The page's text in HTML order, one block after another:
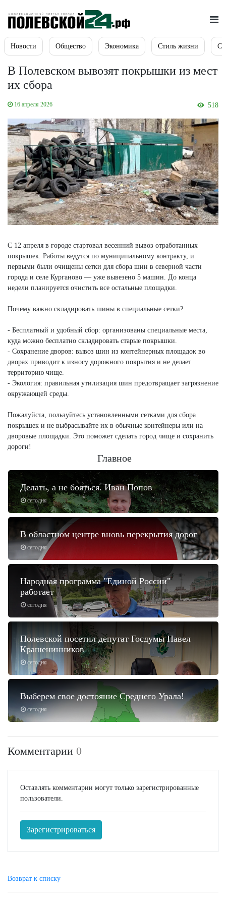
Новости Общество Экономика Стиль жизни
В Полевском вывозят покрышки из мест
их сбора
16 апреля 2026 518
С 12 апреля в городе стартовал весенний вывоз отработанных
покрышек. Работы ведутся по муниципальному контракту, и
первыми были очищены сетки для сбора шин в северной части
города и селе Курганово — уже вывезено 5 машин. До конца
недели планируется очистить все остальные площадки.
Почему важно складировать шины в специальные сетки?
- Бесплатный и удобный сбор: организованы специальные места,
куда можно бесплатно складировать старые покрышки.
- Сохранение дворов: вывоз шин из контейнерных площадок во
дворах приводит к износу дорожного покрытия и не делает
территорию чище.
- Экология: правильная утилизация шин предотвращает загрязнение
окружающей среды.
Пожалуйста, пользуйтесь установленными сетками для сбора
покрышек и не выбрасывайте их в обычные контейнеры или на
дворовые площадки. Это поможет сделать город чище и сохранить
дороги!
Главное
сегодня
Делать, а не бояться. Иван Попов
сегодня
В областном центре вновь перекрытия дорог
сегодня
Народная программа "Единой России"
работает
сегодня
Полевской посетил депутат Госдумы Павел
Крашенинников
сегодня
Выберем свое достояние Среднего Урала!
Комментарии 0
Оставлять комментарии могут только зарегистрированные
пользователи.
Зарегистрироваться
Возврат к списку